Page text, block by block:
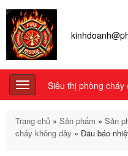
Toggle
navigation
Siêu thị phòng cháy
Trang chủ » Sản phẩm » Sản
cháy không dây » Đầu báo